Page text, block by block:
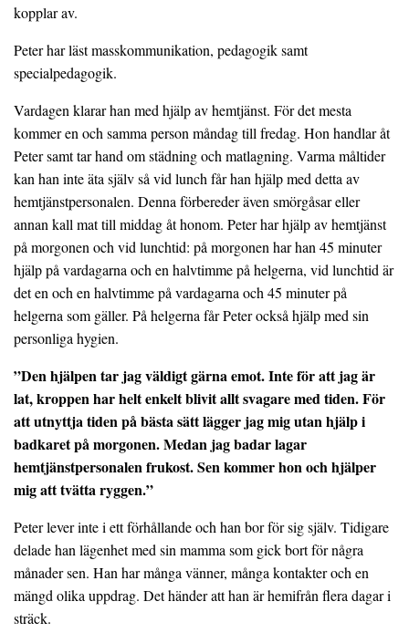
kopplar av.
Peter har läst masskommunikation, pedagogik samt
specialpedagogik.
Vardagen klarar han med hjälp av hemtjänst. För det mesta
kommer en och samma person måndag till fredag. Hon handlar åt
Peter samt tar hand om städning och matlagning. Varma måltider
kan han inte äta själv så vid lunch får han hjälp med detta av
hemtjänstpersonalen. Denna förbereder även smörgåsar eller
annan kall mat till middag åt honom. Peter har hjälp av hemtjänst
på morgonen och vid lunchtid: på morgonen har han 45 minuter
hjälp på vardagarna och en halvtimme på helgerna, vid lunchtid är
det en och en halvtimme på vardagarna och 45 minuter på
helgerna som gäller. På helgerna får Peter också hjälp med sin
personliga hygien.
”Den hjälpen tar jag väldigt gärna emot. Inte för att jag är
lat, kroppen har helt enkelt blivit allt svagare med tiden. För
att utnyttja tiden på bästa sätt lägger jag mig utan hjälp i
badkaret på morgonen. Medan jag badar lagar
hemtjänstpersonalen frukost. Sen kommer hon och hjälper
mig att tvätta ryggen.”
Peter lever inte i ett förhållande och han bor för sig själv. Tidigare
delade han lägenhet med sin mamma som gick bort för några
månader sen. Han har många vänner, många kontakter och en
mängd olika uppdrag. Det händer att han är hemifrån flera dagar i
sträck.